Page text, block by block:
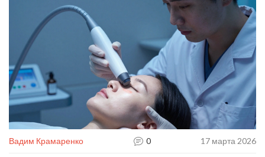
Вадим Крамаренко 0 17 марта 2026